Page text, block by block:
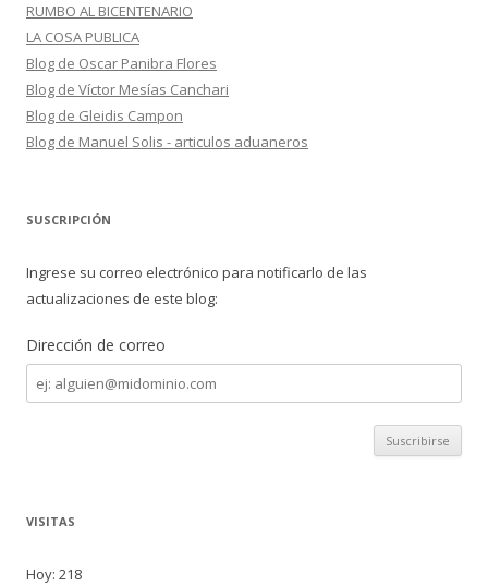
RUMBO AL BICENTENARIO
LA COSA PUBLICA
Blog de Oscar Panibra Flores
Blog de Víctor Mesías Canchari
Blog de Gleidis Campon
Blog de Manuel Solis - articulos aduaneros
SUSCRIPCIÓN
Ingrese su correo electrónico para notificarlo de las
actualizaciones de este blog:
Dirección de correo
Dirección
de
correo
VISITAS
Hoy: 218